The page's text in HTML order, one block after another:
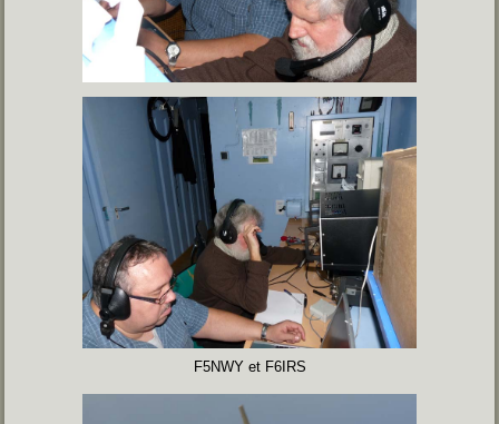
F5NWY et F6IRS